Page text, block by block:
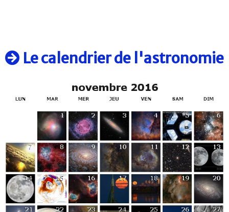
Le calendrier de l'astronomie